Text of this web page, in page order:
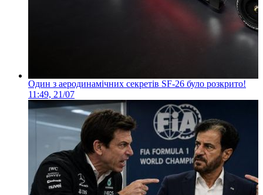
Один з аеродинамічних секретів SF-26 було розкрито!
11:49, 21/07